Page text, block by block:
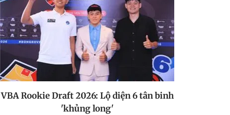
VBA Rookie Draft 2026: Lộ diện 6 tân binh
'khủng long'